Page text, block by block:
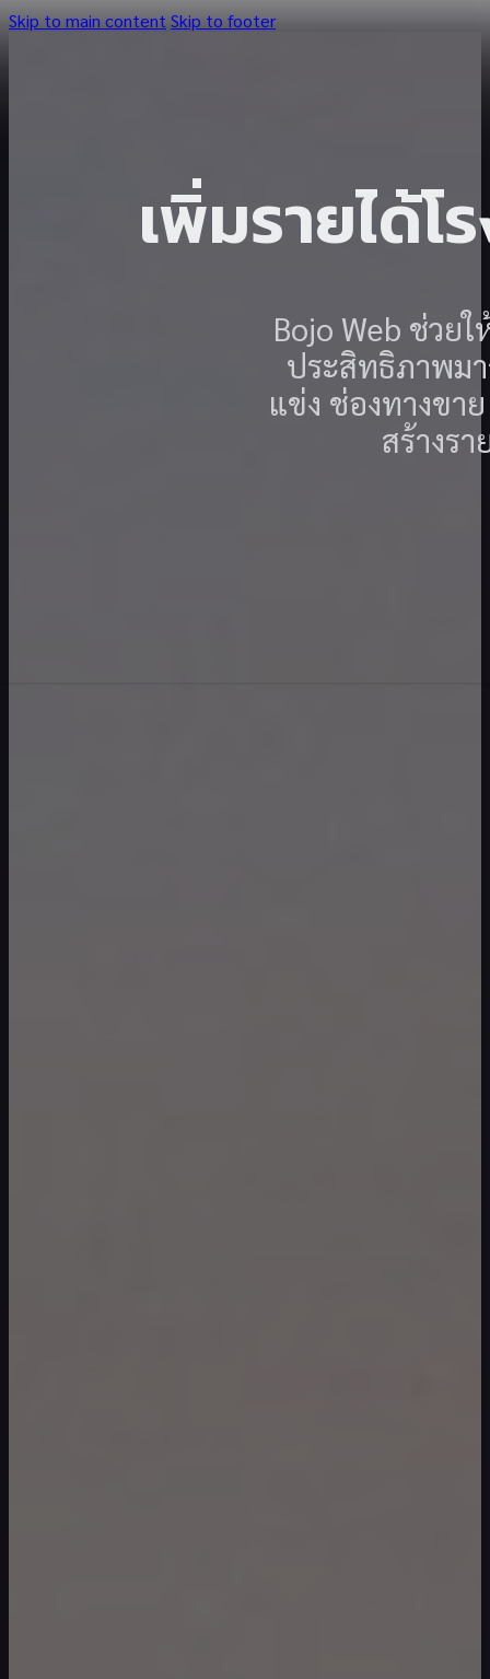
Skip to main content Skip to footer
เพิ่มรายได้
Bojo Web ช่วย
ประสิทธิภาพม
แข่ง ช่องทางขา
สร้างร